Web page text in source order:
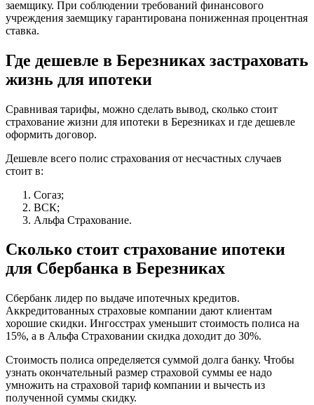
заемщику. При соблюдении требований финансового
учреждения заемщику гарантирована пониженная процентная
ставка.
Где дешевле в Березниках застраховать
жизнь для ипотеки
Сравнивая тарифы, можно сделать вывод, сколько стоит
страхование жизни для ипотеки в Березниках и где дешевле
оформить договор.
Дешевле всего полис страхования от несчастных случаев
стоит в:
Согаз;
ВСК;
Альфа Страхование.
Сколько стоит страхование ипотеки
для Сбербанка в Березниках
Сбербанк лидер по выдаче ипотечных кредитов.
Аккредитованных страховые компании дают клиентам
хорошие скидки. Ингосстрах уменьшит стоимость полиса на
15%, а в Альфа Страховании скидка доходит до 30%.
Стоимость полиса определяется суммой долга банку. Чтобы
узнать окончательный размер страховой суммы ее надо
умножить на страховой тариф компании и вычесть из
полученной суммы скидку.